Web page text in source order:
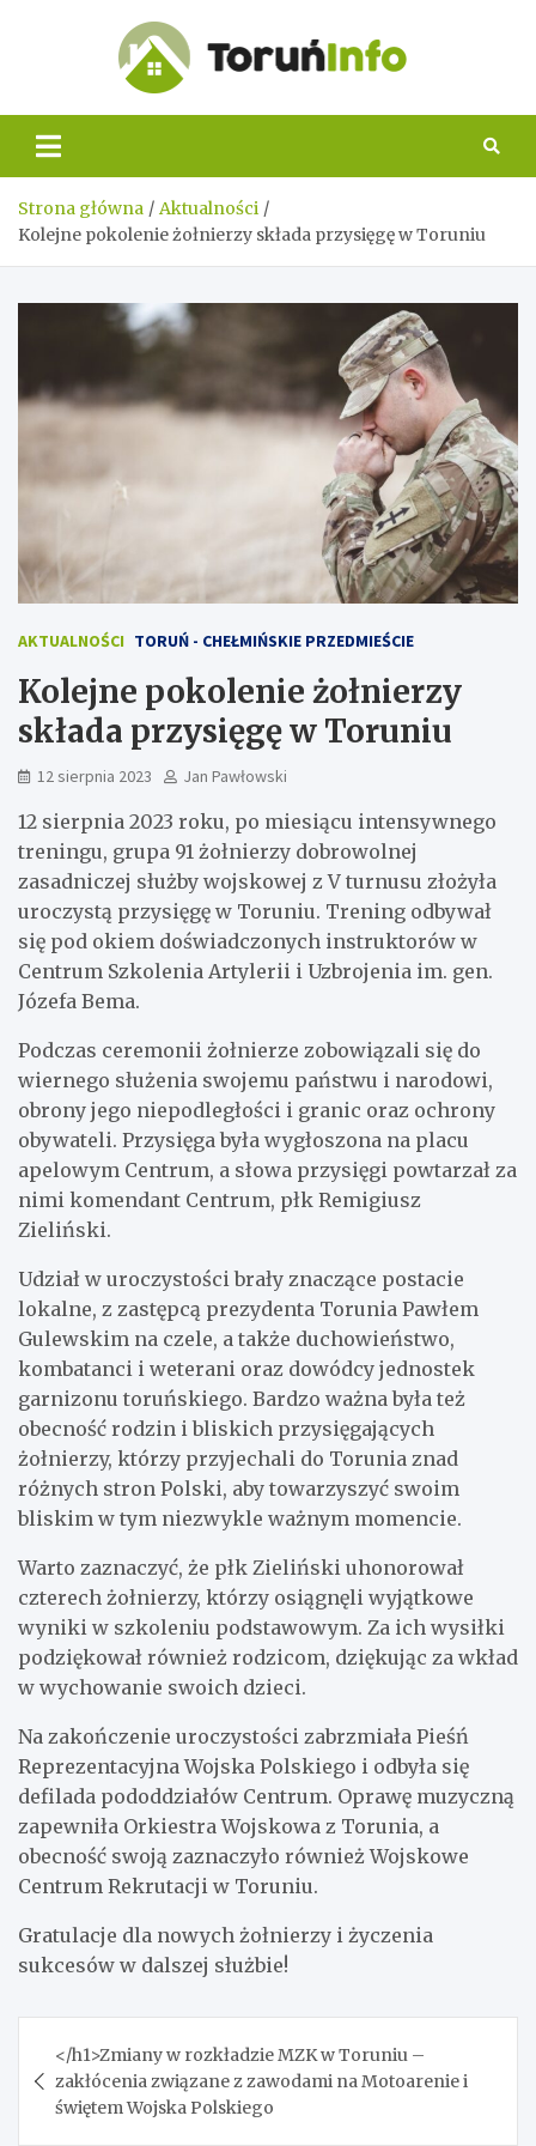
Info
Strona główna
Aktualności
Kolejne pokolenie żołnierzy składa przysięgę w Toruniu
AKTUALNOŚCI TORUŃ - CHEŁMIŃSKIE PRZEDMIEŚCIE
Kolejne pokolenie żołnierzy
składa przysięgę w Toruniu
12 sierpnia 2023 Jan Pawłowski
12 sierpnia 2023 roku, po miesiącu intensywnego
treningu, grupa 91 żołnierzy dobrowolnej
zasadniczej służby wojskowej z V turnusu złożyła
uroczystą przysięgę w Toruniu. Trening odbywał
się pod okiem doświadczonych instruktorów w
Centrum Szkolenia Artylerii i Uzbrojenia im. gen.
Józefa Bema.
Podczas ceremonii żołnierze zobowiązali się do
wiernego służenia swojemu państwu i narodowi,
obrony jego niepodległości i granic oraz ochrony
obywateli. Przysięga była wygłoszona na placu
apelowym Centrum, a słowa przysięgi powtarzał za
nimi komendant Centrum, płk Remigiusz
Zieliński.
Udział w uroczystości brały znaczące postacie
lokalne, z zastępcą prezydenta Torunia Pawłem
Gulewskim na czele, a także duchowieństwo,
kombatanci i weterani oraz dowódcy jednostek
garnizonu toruńskiego. Bardzo ważna była też
obecność rodzin i bliskich przysięgających
żołnierzy, którzy przyjechali do Torunia znad
różnych stron Polski, aby towarzyszyć swoim
bliskim w tym niezwykle ważnym momencie.
Warto zaznaczyć, że płk Zieliński uhonorował
czterech żołnierzy, którzy osiągnęli wyjątkowe
wyniki w szkoleniu podstawowym. Za ich wysiłki
podziękował również rodzicom, dziękując za wkład
w wychowanie swoich dzieci.
Na zakończenie uroczystości zabrzmiała Pieśń
Reprezentacyjna Wojska Polskiego i odbyła się
defilada pododdziałów Centrum. Oprawę muzyczną
zapewniła Orkiestra Wojskowa z Torunia, a
obecność swoją zaznaczyło również Wojskowe
Centrum Rekrutacji w Toruniu.
Gratulacje dla nowych żołnierzy i życzenia
sukcesów w dalszej służbie!
wpisu
</h1>Zmiany w rozkładzie MZK w Toruniu –
zakłócenia związane z zawodami na Motoarenie i
świętem Wojska Polskiego